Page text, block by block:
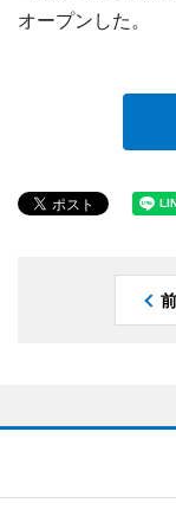
オープンした。